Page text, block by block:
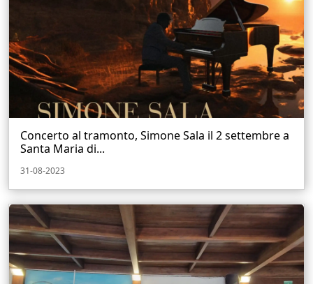
Concerto al tramonto, Simone Sala il 2 settembre a
Santa Maria di...
31-08-2023